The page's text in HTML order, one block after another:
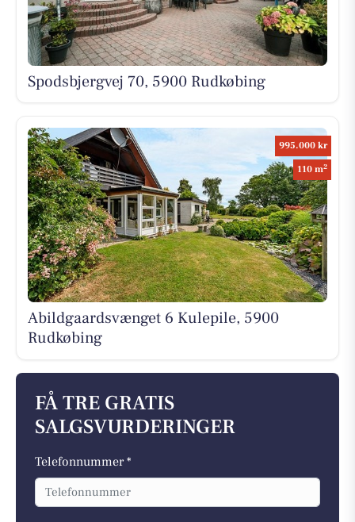
Spodsbjergvej 70, 5900 Rudkøbing
995.000 kr
110 m2
Abildgaardsvænget 6 Kulepile, 5900
Rudkøbing
FÅ TRE GRATIS
SALGSVURDERINGER
Telefonnummer *